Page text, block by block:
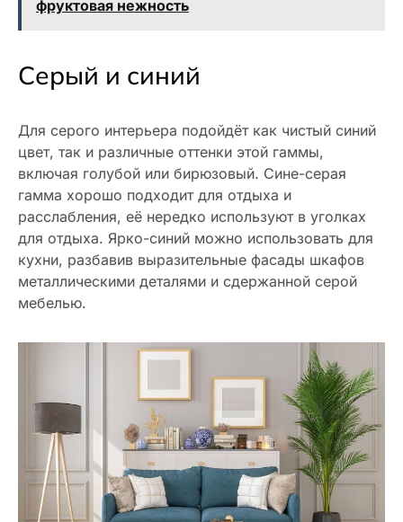
фруктовая нежность
Серый и синий
Для серого интерьера подойдёт как чистый синий
цвет, так и различные оттенки этой гаммы,
включая голубой или бирюзовый. Сине-серая
гамма хорошо подходит для отдыха и
расслабления, её нередко используют в уголках
для отдыха. Ярко-синий можно использовать для
кухни, разбавив выразительные фасады шкафов
металлическими деталями и сдержанной серой
мебелью.